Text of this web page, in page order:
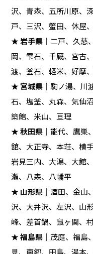
沢、青森、五所川原、
戸、三沢、蟹田、休屋
★岩手県 ｜二戸、久
岡、雫石、千厩、宮古
渡、釜石、軽米、好摩
★ 宮城県 ｜駒ノ湯、
石、塩釜、丸森、気仙
築館、米山、亘理
★秋田県 ｜能代、鷹
舘、大正寺、本荘、横
岩見三内、大潟、大館
瀬、八森、八幡平
★ 山形県 ｜酒田、金
沢、大井沢、左沢、山
峰、差首鍋、鼠ヶ関、
★福島県 ｜茂庭、福島
見、南郷、田島、湯本